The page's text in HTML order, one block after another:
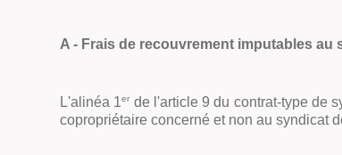
A - Frais de recouvrement imputables
L'alinéa 1er de l'article 9 du contrat-type de
copropriétaire concerné et non au syndicat